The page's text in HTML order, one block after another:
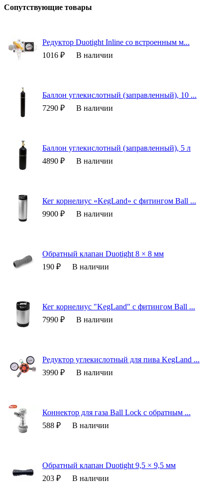
Сопутствующие товары
Редуктор Duotight Inline со встроенным м...
1016 ₽
В наличии
Баллон углекислотный (заправленный), 10 ...
7290 ₽
В наличии
Баллон углекислотный (заправленный), 5 л
4890 ₽
В наличии
Кег корнелиус «KegLand» с фитингом Ball ...
9900 ₽
В наличии
Обратный клапан Duotight 8 × 8 мм
190 ₽
В наличии
Кег корнелиус "KegLand" с фитингом Ball ...
7990 ₽
В наличии
Редуктор углекислотный для пива KegLand ...
3990 ₽
В наличии
Коннектор для газа Ball Lock c обратным ...
588 ₽
В наличии
Обратный клапан Duotight 9,5 × 9,5 мм
203 ₽
В наличии